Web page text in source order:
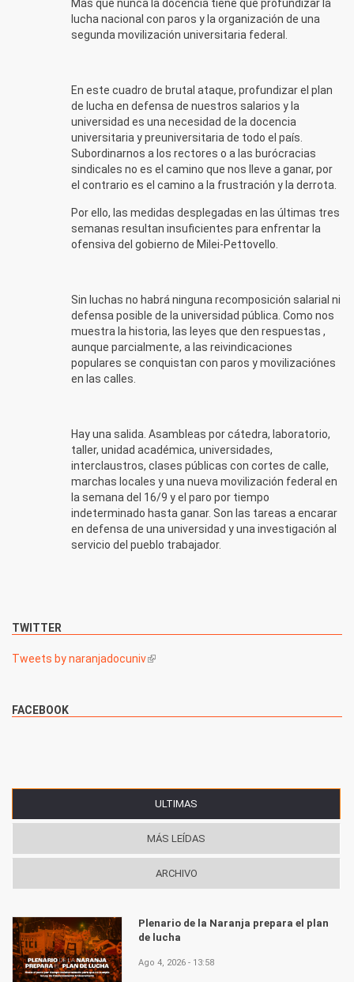
Más que nunca la docencia tiene que profundizar la
lucha nacional con paros y la organización de una
segunda movilización universitaria federal.
En este cuadro de brutal ataque, profundizar el plan
de lucha en defensa de nuestros salarios y la
universidad es una necesidad de la docencia
universitaria y preuniversitaria de todo el país.
Subordinarnos a los rectores o a las burócracias
sindicales no es el camino que nos lleve a ganar, por
el contrario es el camino a la frustración y la derrota.
Por ello, las medidas desplegadas en las últimas tres
semanas resultan insuficientes para enfrentar la
ofensiva del gobierno de Milei-Pettovello.
Sin luchas no habrá ninguna recomposición salarial ni
defensa posible de la universidad pública. Como nos
muestra la historia, las leyes que den respuestas ,
aunque parcialmente, a las reivindicaciones
populares se conquistan con paros y movilizaciónes
en las calles.
Hay una salida. Asambleas por cátedra, laboratorio,
taller, unidad académica, universidades,
interclaustros, clases públicas con cortes de calle,
marchas locales y una nueva movilización federal en
la semana del 16/9 y el paro por tiempo
indeterminado hasta ganar. Son las tareas a encarar
en defensa de una universidad y una investigación al
servicio del pueblo trabajador.
TWITTER
Tweets by naranjadocuniv(link is external)
FACEBOOK
ULTIMAS
MÁS LEÍDAS
ARCHIVO
Plenario de la Naranja prepara el plan
de lucha
Ago 4, 2026 - 13:58